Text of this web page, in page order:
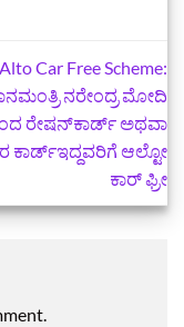
Alto Car Free Scheme:
ನರೇಂದ್ರ ಮೋದಿ
ರೇಷನ್‌ಕಾರ್ಡ್‌ ಅಥವಾ
ಕಾರ್ಡ್‌ಇದ್ದವರಿಗೆ ಆಲ್ಟೋ
ಕಾರ್ ಫ್ರೀ